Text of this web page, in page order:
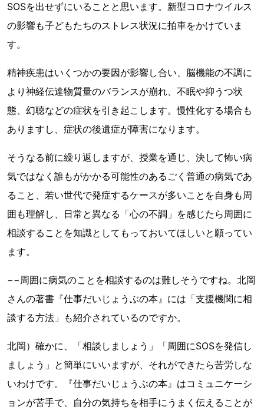
SOSを出せずにいることと思います。新型コロナウイルス
の影響も子どもたちのストレス状況に拍車をかけていま
す。
精神疾患はいくつかの要因が影響し合い、脳機能の不調に
より神経伝達物質量のバランスが崩れ、不眠や抑うつ状
態、幻聴などの症状を引き起こします。慢性化する場合も
ありますし、症状の後遺症が障害になります。
そうなる前に繰り返しますが、授業を通じ、決して怖い病
気ではなく誰もがかかる可能性のあるごく普通の病気であ
ること、若い世代で発症するケースが多いことを自身も周
囲も理解し、日常と異なる「心の不調」を感じたら周囲に
相談することを知識としてもっておいてほしいと願ってい
ます。
−−周囲に病気のことを相談するのは難しそうですね。北岡
さんの著書『仕事だいじょうぶの本』には「支援機関に相
談する方法」も紹介されているのですか。
北岡）確かに、「相談しましょう」「周囲にSOSを発信し
ましょう」と簡単にいいますが、それができたら苦労しな
いわけです。『仕事だいじょうぶの本』はコミュニケーシ
ョンが苦手で、自分の気持ちを相手にうまく伝えることが